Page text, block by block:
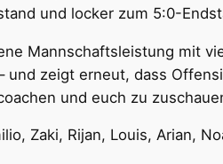
und locker zum 5:0-
Mannschaftsleistung mit
und zeigt erneut, dass
und euch zu
Zaki, Rijan, Louis, Arian,